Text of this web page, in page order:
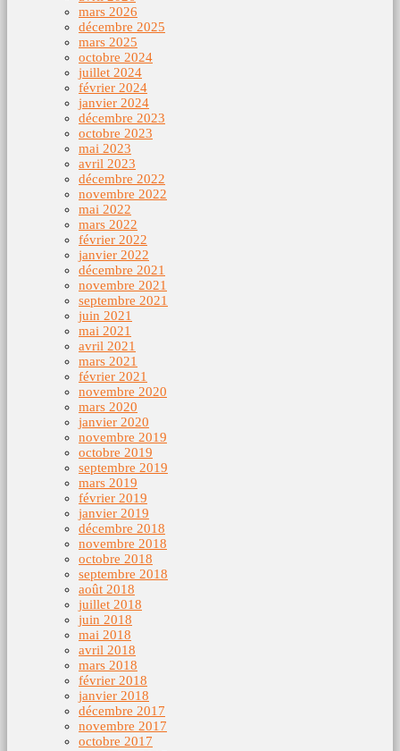
mars 2026
décembre 2025
mars 2025
octobre 2024
juillet 2024
février 2024
janvier 2024
décembre 2023
octobre 2023
mai 2023
avril 2023
décembre 2022
novembre 2022
mai 2022
mars 2022
février 2022
janvier 2022
décembre 2021
novembre 2021
septembre 2021
juin 2021
mai 2021
avril 2021
mars 2021
février 2021
novembre 2020
mars 2020
janvier 2020
novembre 2019
octobre 2019
septembre 2019
mars 2019
février 2019
janvier 2019
décembre 2018
novembre 2018
octobre 2018
septembre 2018
août 2018
juillet 2018
juin 2018
mai 2018
avril 2018
mars 2018
février 2018
janvier 2018
décembre 2017
novembre 2017
octobre 2017